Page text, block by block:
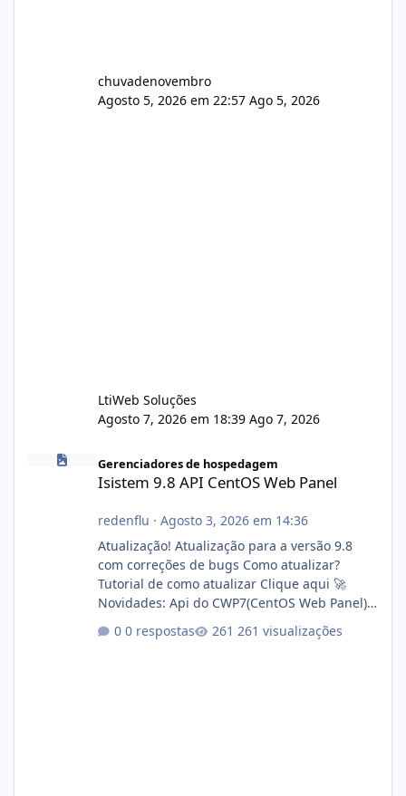
chuvadenovembro
Agosto 5, 2026 em 22:57 Ago 5, 2026
LtiWeb Soluções
Agosto 7, 2026 em 18:39 Ago 7, 2026
Isistem 9.8 API CentOS Web Panel
Gerenciadores de hospedagem
Isistem 9.8 API CentOS Web Panel
redenflu · Agosto 3, 2026 em 14:36
Atualização! Atualização para a versão 9.8
com correções de bugs Como atualizar?
Tutorial de como atualizar Clique aqui 🚀
Novidades: Api do CWP7(CentOS Web Panel)
Link publico para consulta de sub.dominio
autorizado a usasr o isistem:
0 respostas 261 visualizações